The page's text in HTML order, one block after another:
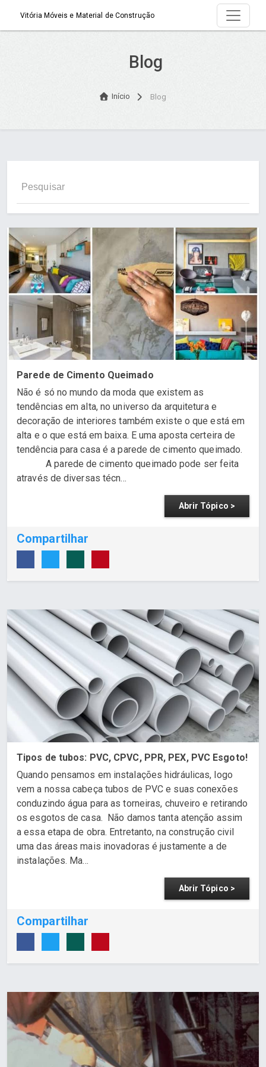
Vitória Móveis e Material de Construção
Blog
Início Blog
Parede de Cimento Queimado
Não é só no mundo da moda que existem as
tendências em alta, no universo da arquitetura e
decoração de interiores também existe o que está em
alta e o que está em baixa. E uma aposta certeira de
tendência para casa é a parede de cimento queimado.
A parede de cimento queimado pode ser feita
através de diversas técn...
Abrir Tópico >
Compartilhar
Tipos de tubos: PVC, CPVC, PPR, PEX, PVC Esgoto!
Quando pensamos em instalações hidráulicas, logo
vem a nossa cabeça tubos de PVC e suas conexões
conduzindo água para as torneiras, chuveiro e retirando
os esgotos de casa. Não damos tanta atenção assim
a essa etapa de obra. Entretanto, na construção civil
uma das áreas mais inovadoras é justamente a de
instalações. Ma...
Abrir Tópico >
Compartilhar